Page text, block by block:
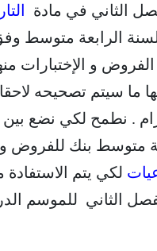
الثاني في مادة
الرابعة متوسط
الفروض و الإختبارات
ما سيتم تصحيحه
. نطمح لكي نضع بين
متوسط بنك للفروض و
لكي يتم الاستفادة